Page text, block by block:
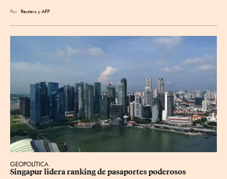
Por Reuters yAFP
GEOPOLÍTICA
Singapur lidera ranking de pasaportes poderosos